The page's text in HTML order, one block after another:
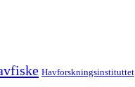
Havforskningsinstituttet